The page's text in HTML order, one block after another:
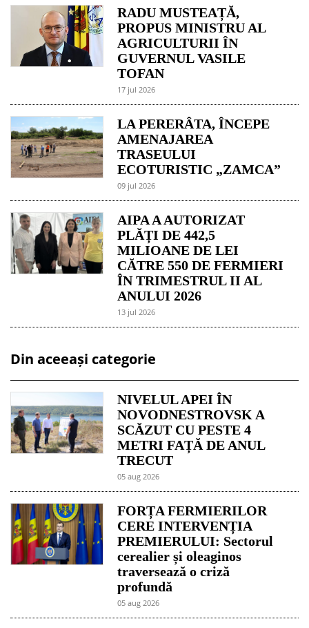
RADU MUSTEAȚĂ,
PROPUS MINISTRU AL
AGRICULTURII ÎN
GUVERNUL VASILE
TOFAN
17 jul 2026
LA PERERÂTA, ÎNCEPE
AMENAJAREA
TRASEULUI
ECOTURISTIC „ZAMCA”
09 jul 2026
AIPA A AUTORIZAT
PLĂȚI DE 442,5
MILIOANE DE LEI
CĂTRE 550 DE FERMIERI
ÎN TRIMESTRUL II AL
ANULUI 2026
13 jul 2026
Din aceeași categorie
NIVELUL APEI ÎN
NOVODNESTROVSK A
SCĂZUT CU PESTE 4
METRI FAȚĂ DE ANUL
TRECUT
05 aug 2026
FORȚA FERMIERILOR
CERE INTERVENȚIA
PREMIERULUI: Sectorul
cerealier și oleaginos
traversează o criză
profundă
05 aug 2026